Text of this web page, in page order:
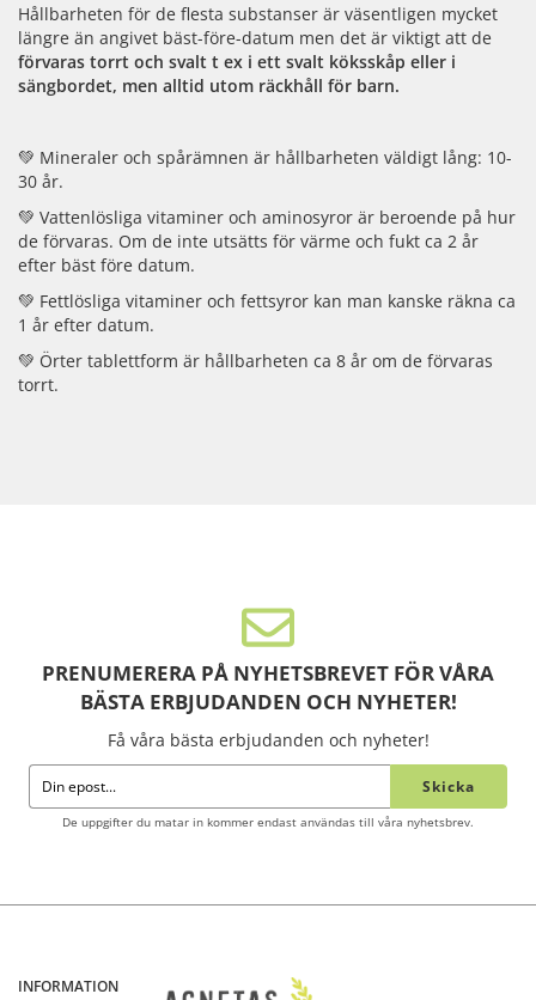
Hållbarheten för de flesta substanser är väsentligen mycket
längre än angivet bäst-före-datum men det är viktigt att de
förvaras torrt och svalt t ex i ett svalt köksskåp eller i
sängbordet, men alltid utom räckhåll för barn.
💚 Mineraler och spårämnen är hållbarheten väldigt lång: 10-
30 år.
💚 Vattenlösliga vitaminer och aminosyror är beroende på hur
de förvaras. Om de inte utsätts för värme och fukt ca 2 år
efter bäst före datum.
💚 Fettlösliga vitaminer och fettsyror kan man kanske räkna ca
1 år efter datum.
💚 Örter tablettform är hållbarheten ca 8 år om de förvaras
torrt.
PRENUMERERA PÅ NYHETSBREVET FÖR VÅRA
BÄSTA ERBJUDANDEN OCH NYHETER!
Få våra bästa erbjudanden och nyheter!
Skicka
De uppgifter du matar in kommer endast användas till våra nyhetsbrev.
INFORMATION